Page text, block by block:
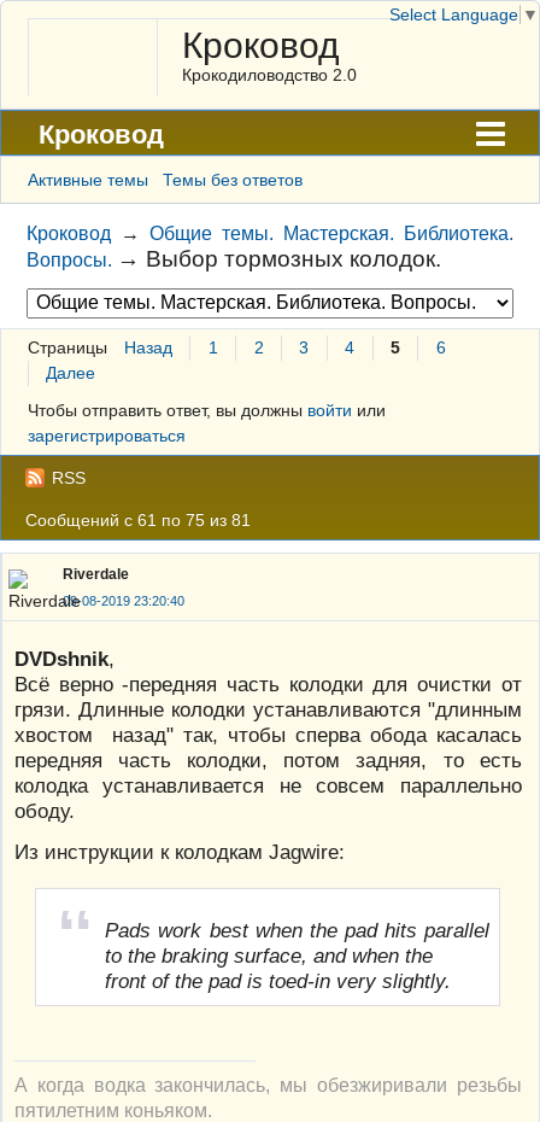
Кроковод
Крокодиловодство 2.0
Кроковод
Форум
Архив
ГАЛЕРЕЯ
Правила
Поиск
Регистрация
Вход
Активные темы Темы без ответов
Кроковод →Общие темы. Мастерская. Библиотека.
Вопросы. → Выбор тормозных колодок.
Страницы Назад 1 2 3 4 5
6
Далее
Чтобы отправить ответ, вы должны войти или
зарегистрироваться
RSS
Сообщений с 61 по 75 из 81
Riverdale
09-08-2019 23:20:40
DVDshnik,
Всё верно -передняя часть колодки для очистки от
грязи. Длинные колодки устанавливаются "длинным
хвостом назад" так, чтобы сперва обода касалась
передняя часть колодки, потом задняя, то есть
колодка устанавливается не совсем параллельно
ободу.
Из инструкции к колодкам Jagwire:
Pads work best when the pad hits parallel
to the braking surface, and when the
front of the pad is toed-in very slightly.
А когда водка закончилась, мы обезжиривали резьбы
пятилетним коньяком.
Select Language ▼